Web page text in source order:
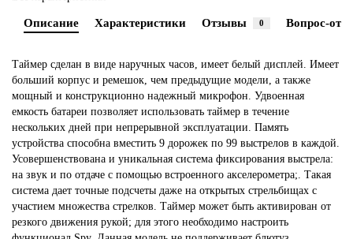
Описание Характеристики Отзывы 0 Вопрос-
Таймер сделан в виде наручных часов, имеет белый дисплей. Имеет
больший корпус и ремешок, чем предыдущие модели, а также
мощный и конструкционно надежный микрофон. Удвоенная
емкость батареи позволяет использовать таймер в течение
нескольких дней при непрерывной эксплуатации. Память
устройства способна вместить 9 дорожек по 99 выстрелов в каждой.
Усовершенствована и уникальная система фиксирования выстрела:
на звук и по отдаче с помощью встроенного акселерометра;. Такая
система дает точные подсчеты даже на открытых стрельбищах с
участием множества стрелков. Таймер может быть активирован от
резкого движения рукой; для этого необходимо настроить